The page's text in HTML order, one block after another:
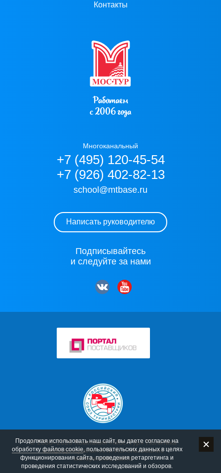
Контакты
Работаем
с 2006 года
Многоканальный
+7 (495) 120-45-54
+7 (926) 402-82-13
school@mtbase.ru
Написать руководителю
Подписывайтесь
и следуйте за нами
© 2006–2026 Компания «Мос-Тур» Политика
конфиденциальности Использование
материалов сайта
Продолжая использовать наш сайт, вы даете согласие на
обработку файлов cookie, пользовательских данных в целях
функционирования сайта, проведения ретаргетинга и
проведения статистических исследований и обзоров.